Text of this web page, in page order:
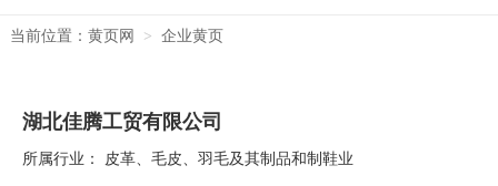
当前位置： 黄页网 > 企业黄页
湖北佳腾工贸有限公司
所属行业： 皮革、毛皮、羽毛及其制品和制鞋业